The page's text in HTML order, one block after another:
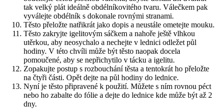
tak velký plát ideálně obdélníkovitého tvaru. Válečkem pak
vyválejte obdélník s dokonale rovnými stranami.
Těsto přeložte natřikrát jako dopis a neustále ometejte mouku.
Těsto zakryjte igelitovým sáčkem a nahoře ještě vlhkou
utěrkou, aby neosychalo a nechejte v lednici odležet půl
hodiny. V této chvíli může být těsto naopak docela
pomoučené, aby se nepřichytilo v tácku a igelitu.
Zopakujte postup s rozbouchání těsta a tentokrát ho přeložte
na čtyři části. Opět dejte na půl hodiny do lednice.
Nyní je těsto připravené k použití. Můžete s ním rovnou péct
nebo ho zabalte do fólie a dejte do lednice kde může být až 2
dny.